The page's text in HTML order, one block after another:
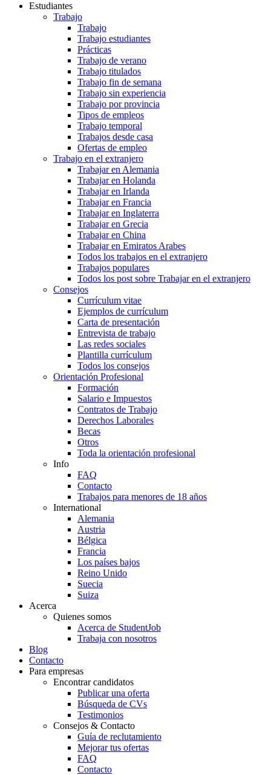
Estudiantes
Trabajo
Trabajo
Trabajo estudiantes
Prácticas
Trabajo de verano
Trabajo titulados
Trabajo fin de semana
Trabajo sin experiencia
Trabajo por provincia
Tipos de empleos
Trabajo temporal
Trabajos desde casa
Ofertas de empleo
Trabajo en el extranjero
Trabajar en Alemania
Trabajar en Holanda
Trabajar en Irlanda
Trabajar en Francia
Trabajar en Inglaterra
Trabajar en Grecia
Trabajar en China
Trabajar en Emiratos Arabes
Todos los trabajos en el extranjero
Trabajos populares
Todos los post sobre Trabajar en el extranjero
Consejos
Currículum vitae
Ejemplos de currículum
Carta de presentación
Entrevista de trabajo
Las redes sociales
Plantilla currículum
Todos los consejos
Orientación Profesional
Formación
Salario e Impuestos
Contratos de Trabajo
Derechos Laborales
Becas
Otros
Toda la orientación profesional
Info
FAQ
Contacto
Trabajos para menores de 18 años
International
Alemania
Austria
Bélgica
Francia
Los países bajos
Reino Unido
Suecia
Suiza
Acerca
Quienes somos
Acerca de StudentJob
Trabaja con nosotros
Blog
Contacto
Para empresas
Encontrar candidatos
Publicar una oferta
Búsqueda de CVs
Testimonios
Consejos & Contacto
Guía de reclutamiento
Mejorar tus ofertas
FAQ
Contacto